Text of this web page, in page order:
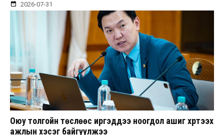
2026-07-31
Оюу толгойн төслөөс иргэддээ ноогдол ашиг хүртээх
ажлын хэсэг байгуулжээ